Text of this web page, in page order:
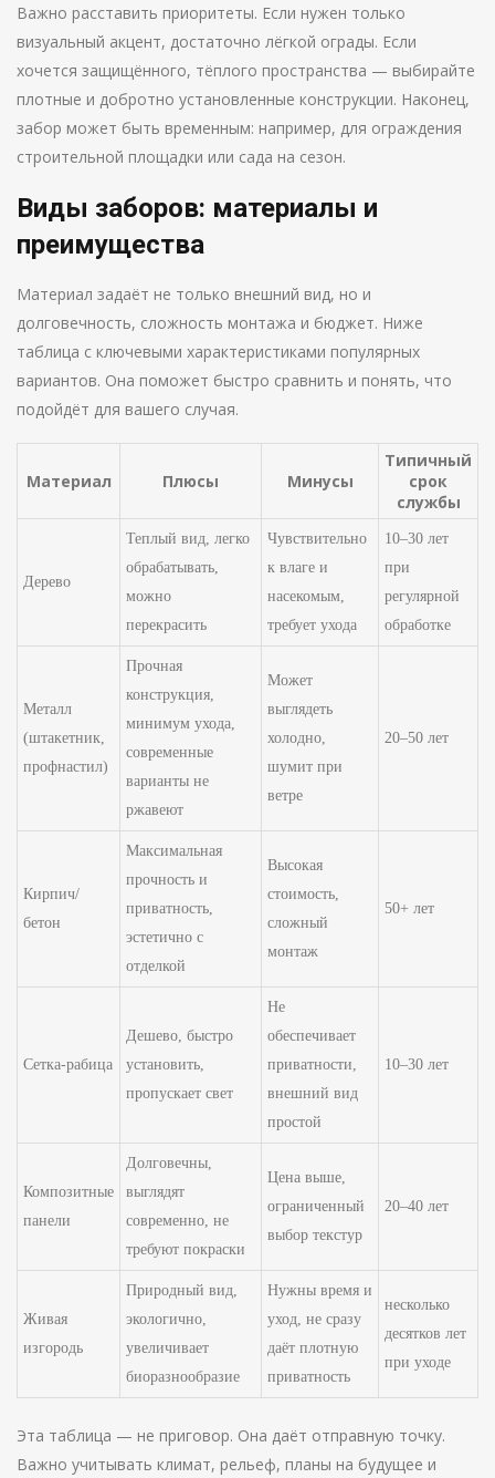
Важно расставить приоритеты. Если нужен только
визуальный акцент, достаточно лёгкой ограды. Если
хочется защищённого, тёплого пространства — выбирайте
плотные и добротно установленные конструкции. Наконец,
забор может быть временным: например, для ограждения
строительной площадки или сада на сезон.
Виды заборов: материалы и
преимущества
Материал задаёт не только внешний вид, но и
долговечность, сложность монтажа и бюджет. Ниже
таблица с ключевыми характеристиками популярных
вариантов. Она поможет быстро сравнить и понять, что
подойдёт для вашего случая.
Материал Плюсы Минусы
Типичный
срок
службы
Дерево
Теплый вид, легко
обрабатывать,
можно
перекрасить
Чувствительно
к влаге и
насекомым,
требует ухода
10–30 лет
при
регулярной
обработке
Металл
(штакетник,
профнастил)
Прочная
конструкция,
минимум ухода,
современные
варианты не
ржавеют
Может
выглядеть
холодно,
шумит при
ветре
20–50 лет
Кирпич/
бетон
Максимальная
прочность и
приватность,
эстетично с
отделкой
Высокая
стоимость,
сложный
монтаж
50+ лет
Сетка-рабица
Дешево, быстро
установить,
пропускает свет
Не
обеспечивает
приватности,
внешний вид
простой
10–30 лет
Композитные
панели
Долговечны,
выглядят
современно, не
требуют покраски
Цена выше,
ограниченный
выбор текстур
20–40 лет
Живая
изгородь
Природный вид,
экологично,
увеличивает
биоразнообразие
Нужны время и
уход, не сразу
даёт плотную
приватность
несколько
десятков лет
при уходе
Эта таблица — не приговор. Она даёт отправную точку.
Важно учитывать климат, рельеф, планы на будущее и